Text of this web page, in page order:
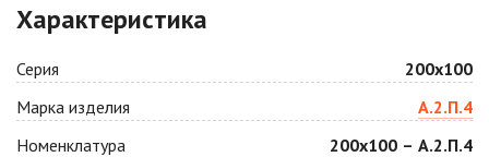
1 040 ₽/м2
Антрацит
1 040 ₽/м2
Арабская ночь
1 040 ₽/м2
Характеристика
Серия
200х100
Марка изделия
А.2.П.4
Номенклатура
200х100 – А.2.П.4